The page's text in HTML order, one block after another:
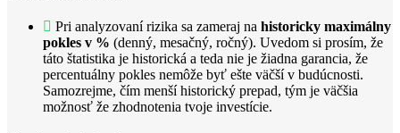
Pri analyzovaní rizika sa zameraj na historicky maximálny
pokles v % (denný, mesačný, ročný). Uvedom si prosím, že
táto štatistika je historická a teda nie je žiadna garancia, že
percentuálny pokles nemôže byť ešte väčší v budúcnosti.
Samozrejme, čím menší historický prepad, tým je väčšia
možnosť že zhodnotenia tvoje investície.